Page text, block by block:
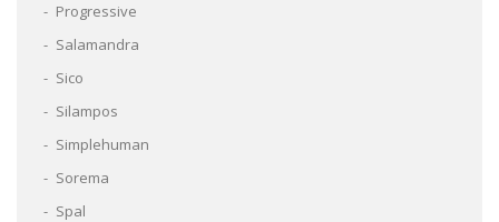
Progressive
Salamandra
Sico
Silampos
Simplehuman
Sorema
Spal